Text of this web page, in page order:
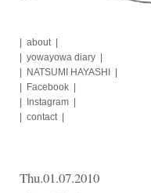
about
yowayowa diary
NATSUMI HAYASHI
Facebook
Instagram
contact
Thu.01.07.2010